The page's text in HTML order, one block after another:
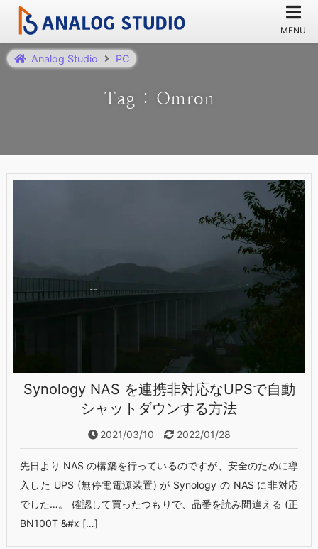
Tag : Omron
Analog Studio PC
Synology NAS を連携非対応なUPSで自動
シャットダウンする方法
2021/03/10 2022/01/28
先日より NAS の構築を行っているのですが、安全のために導
入した UPS (無停電電源装置) が Synology の NAS に非対応
でした…。 確認して買ったつもりで、品番を読み間違える (正
BN100T &#x […]